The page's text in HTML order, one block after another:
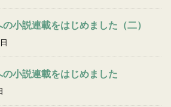
小説連載をはじめました（二）
の小説連載をはじめました